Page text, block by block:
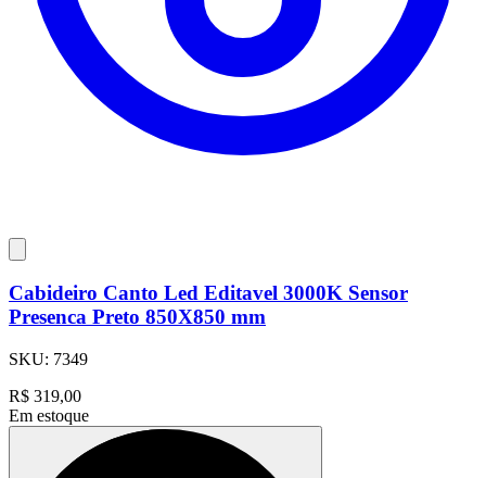
Cabideiro Canto Led Editavel 3000K Sensor
Presenca Preto 850X850 mm
SKU: 7349
R$ 319,00
Em estoque